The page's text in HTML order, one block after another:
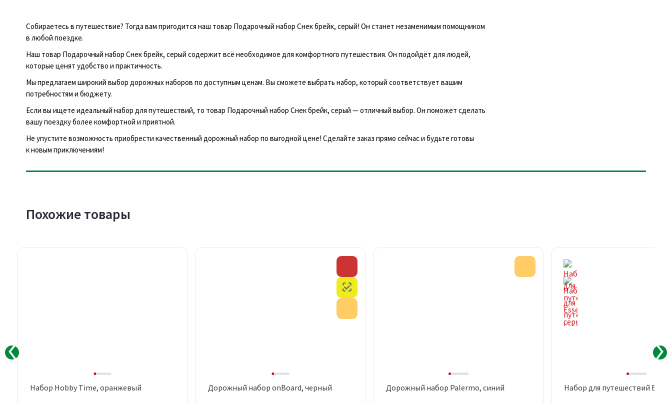
Собираетесь в путешествие? Тогда вам пригодится наш товар Подарочный набор Снек брейк, серый! Он станет незаменимым помощником
в любой поездке.
Наш товар Подарочный набор Снек брейк, серый содержит всё необходимое для комфортного путешествия. Он подойдёт для людей,
которые ценят удобство и практичность.
Мы предлагаем широкий выбор дорожных наборов по доступным ценам. Вы сможете выбрать набор, который соответствует вашим
потребностям и бюджету.
Если вы ищете идеальный набор для путешествий, то товар Подарочный набор Снек брейк, серый — отличный выбор. Он поможет сделать
вашу поездку более комфортной и приятной.
Не упустите возможность приобрести качественный дорожный набор по выгодной цене! Сделайте заказ прямо сейчас и будьте готовы
к новым приключениям!
Похожие товары
Быстрый просмотр
Набор Hobby Time, оранжевый Быстрый просмотр
Дорожный набор onBoard, черный Быстрый просмотр
Дорожный набор Palermo, синий Быстрый просмотр
Набор для путешествий